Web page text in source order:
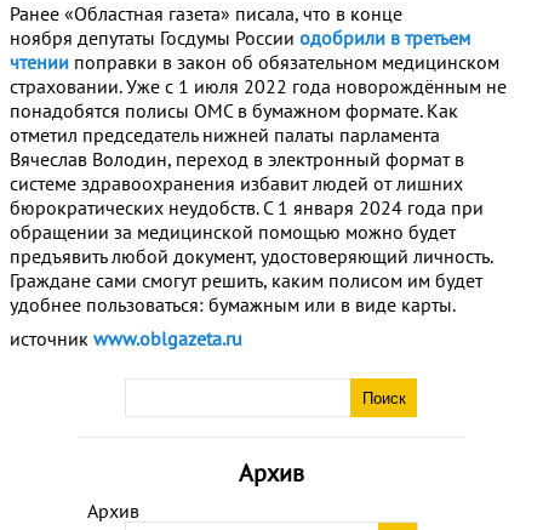
Архив
Архив
Ранее «Областная газета» писала, что в конце
ноября депутаты Госдумы России одобрили в третьем
чтении поправки в закон об обязательном медицинском
страховании. Уже с 1 июля 2022 года новорождённым не
понадобятся полисы ОМС в бумажном формате. Как
отметил председатель нижней палаты парламента
Вячеслав Володин, переход в электронный формат в
системе здравоохранения избавит людей от лишних
бюрократических неудобств. С 1 января 2024 года при
обращении за медицинской помощью можно будет
предъявить любой документ, удостоверяющий личность.
Граждане сами смогут решить, каким полисом им будет
удобнее пользоваться: бумажным или в виде карты.
источник www.oblgazeta.ru